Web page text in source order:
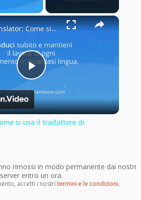
Fullscreen ×
Play
Video
Doc Translator: Come si usa il traduttore di documenti?
si usa il traduttore di
rimossi in modo permanente dai nostri
server entro un ora.
accetti i nostri termini e le condizioni.